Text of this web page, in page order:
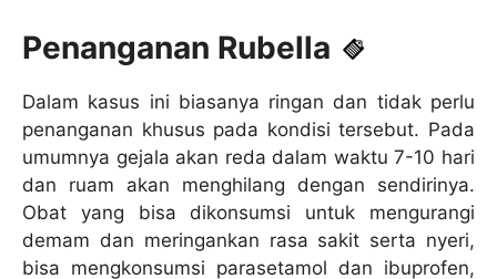
Penanganan Rubella
Dalam kasus ini biasanya ringan dan tidak perlu
penanganan khusus pada kondisi tersebut. Pada
umumnya gejala akan reda dalam waktu 7-10 hari
dan ruam akan menghilang dengan sendirinya.
Obat yang bisa dikonsumsi untuk mengurangi
demam dan meringankan rasa sakit serta nyeri,
bisa mengkonsumsi parasetamol dan ibuprofen,